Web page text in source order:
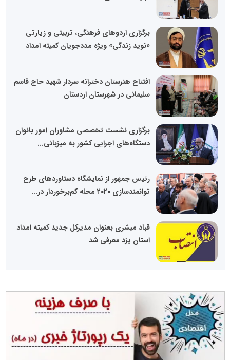
برگزاری اردوهای فرهنگی، تربیتی و زیارتی
«نوید زندگی» ویژه مددجویان کمیته امداد
افتتاح هنرستان دخترانه سردار شهید حاج قاسم
سلیمانی در شهرستان اردستان
برگزاری نشست تخصصی مشاوران امور بانوان
دستگاه‌های اجرایی کشور به میزبانی...
رئیس جمهور از نمایشگاه دستاوردهای طرح
توانمندسازی ۲۰۲۰ محله کم‌برخوردار در...
قباد مبشری بعنوان مدیرکل جدید کمیته امداد
استان یزد معرفی شد